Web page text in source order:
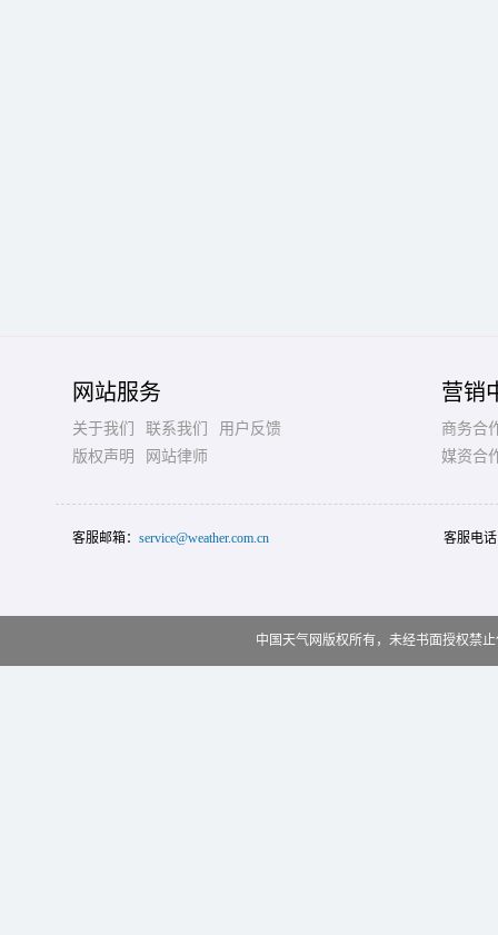
网站服务
关于我们 联系我们
用户反馈
版权声明
网站律师
营销
商务合
媒资合
客服邮箱： service@weather.com.cn 客服电
中国天气网版权所有，未经书面授权